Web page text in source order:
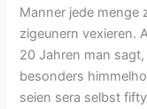
Manner jede menge
zigeunern vexieren.
20 Jahren man
besonders
seien sera selbst